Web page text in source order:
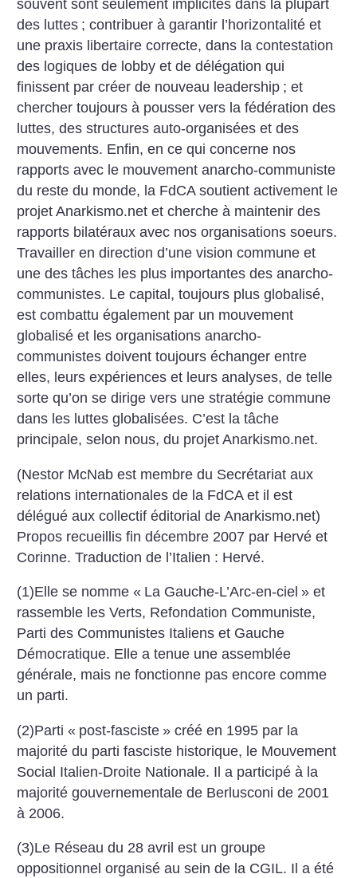
souvent sont seulement implicites dans la plupart
des luttes ; contribuer à garantir l’horizontalité et
une praxis libertaire correcte, dans la contestation
des logiques de lobby et de délégation qui
finissent par créer de nouveau leadership ; et
chercher toujours à pousser vers la fédération des
luttes, des structures auto-organisées et des
mouvements. Enfin, en ce qui concerne nos
rapports avec le mouvement anarcho-communiste
du reste du monde, la FdCA soutient activement le
projet Anarkismo.net et cherche à maintenir des
rapports bilatéraux avec nos organisations soeurs.
Travailler en direction d’une vision commune et
une des tâches les plus importantes des anarcho-
communistes. Le capital, toujours plus globalisé,
est combattu également par un mouvement
globalisé et les organisations anarcho-
communistes doivent toujours échanger entre
elles, leurs expériences et leurs analyses, de telle
sorte qu’on se dirige vers une stratégie commune
dans les luttes globalisées. C’est la tâche
principale, selon nous, du projet Anarkismo.net.
(Nestor McNab est membre du Secrétariat aux
relations internationales de la FdCA et il est
délégué aux collectif éditorial de Anarkismo.net)
Propos recueillis fin décembre 2007 par Hervé et
Corinne. Traduction de l’Italien : Hervé.
(1)Elle se nomme « La Gauche-L’Arc-en-ciel » et
rassemble les Verts, Refondation Communiste,
Parti des Communistes Italiens et Gauche
Démocratique. Elle a tenue une assemblée
générale, mais ne fonctionne pas encore comme
un parti.
(2)Parti « post-fasciste » créé en 1995 par la
majorité du parti fasciste historique, le Mouvement
Social Italien-Droite Nationale. Il a participé à la
majorité gouvernementale de Berlusconi de 2001
à 2006.
(3)Le Réseau du 28 avril est un groupe
oppositionnel organisé au sein de la CGIL. Il a été